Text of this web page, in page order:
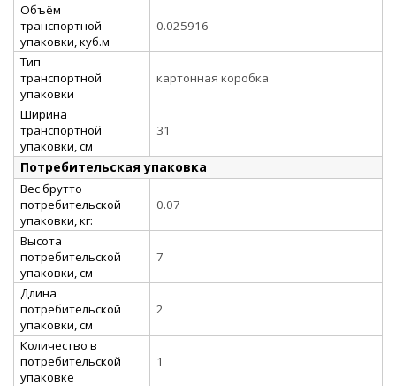
Объём
транспортной
упаковки, куб.м
0.025916
Тип
транспортной
упаковки
картонная коробка
Ширина
транспортной
упаковки, см
31
Потребительская упаковка
Вес брутто
потребительской
упаковки, кг:
0.07
Высота
потребительской
упаковки, см
7
Длина
потребительской
упаковки, см
2
Количество в
потребительской
упаковке
1